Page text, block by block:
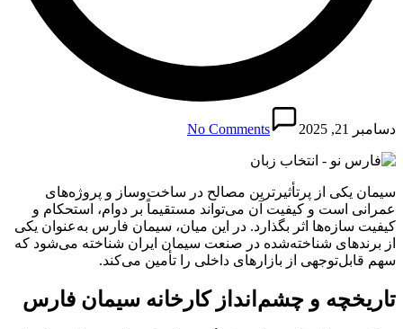
دسامبر 21, 2025 No Comments
سیمان یکی از پرتأثیرترین مصالح در ساخت‌وساز و پروژه‌های
عمرانی است و کیفیت آن می‌تواند مستقیماً بر دوام، استحکام و
کیفیت سازه‌ها اثر بگذارد. در این میان، سیمان فارس به‌عنوان یکی
از برندهای شناخته‌شده در صنعت سیمان ایران شناخته می‌شود که
سهم قابل‌توجهی از بازارهای داخلی را تأمین می‌کند.
تاریخچه و چشم‌انداز کارخانه سیمان فارس